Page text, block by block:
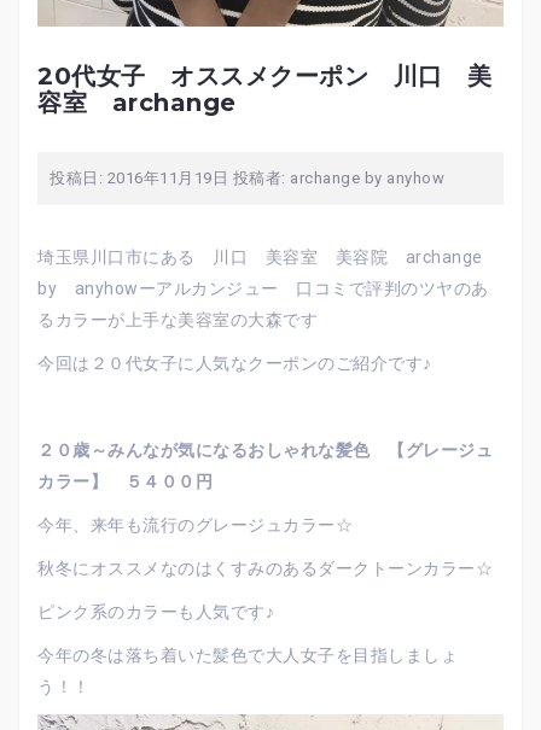
20代女子 オススメクーポン 川口 美
容室 archange
投稿日: 2016年11月19日 投稿者: archange by anyhow
埼玉県川口市にある 川口 美容室 美容院 archange
by anyhowーアルカンジュー 口コミで評判のツヤのあ
るカラーが上手な美容室の大森です
今回は２０代女子に人気なクーポンのご紹介です♪
２０歳～みんなが気になるおしゃれな髪色 【グレージュ
カラー】 ５４００円
今年、来年も流行のグレージュカラー☆
秋冬にオススメなのはくすみのあるダークトーンカラー☆
ピンク系のカラーも人気です♪
今年の冬は落ち着いた髪色で大人女子を目指しましょ
う！！